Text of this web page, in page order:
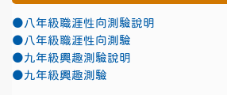
●八年級職涯性向測驗說明
●八年級職涯性向測驗
●九年級興趣測驗說明
●九年級興趣測驗